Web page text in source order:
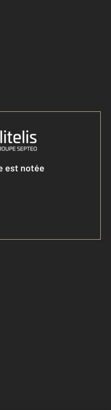
estimation
compte
est notée